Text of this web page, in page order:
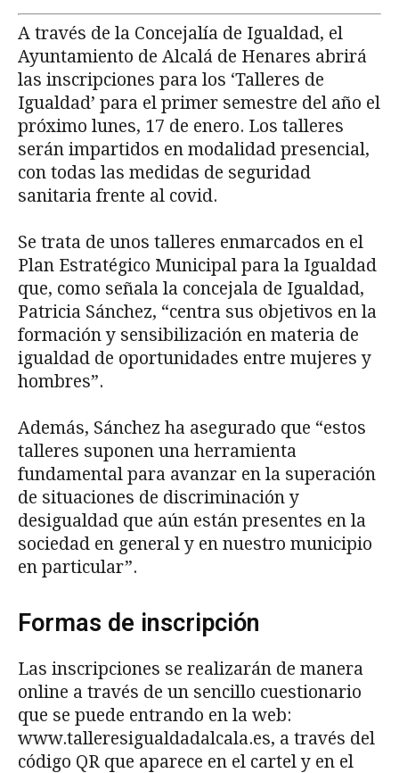
A través de la Concejalía de Igualdad, el
Ayuntamiento de Alcalá de Henares abrirá
las inscripciones para los ‘Talleres de
Igualdad’ para el primer semestre del año el
próximo lunes, 17 de enero. Los talleres
serán impartidos en modalidad presencial,
con todas las medidas de seguridad
sanitaria frente al covid.
Se trata de unos talleres enmarcados en el
Plan Estratégico Municipal para la Igualdad
que, como señala la concejala de Igualdad,
Patricia Sánchez, “centra sus objetivos en la
formación y sensibilización en materia de
igualdad de oportunidades entre mujeres y
hombres”.
Además, Sánchez ha asegurado que “estos
talleres suponen una herramienta
fundamental para avanzar en la superación
de situaciones de discriminación y
desigualdad que aún están presentes en la
sociedad en general y en nuestro municipio
en particular”.
Formas de inscripción
Las inscripciones se realizarán de manera
online a través de un sencillo cuestionario
que se puede entrando en la web:
www.talleresigualdadalcala.es, a través del
código QR que aparece en el cartel y en el